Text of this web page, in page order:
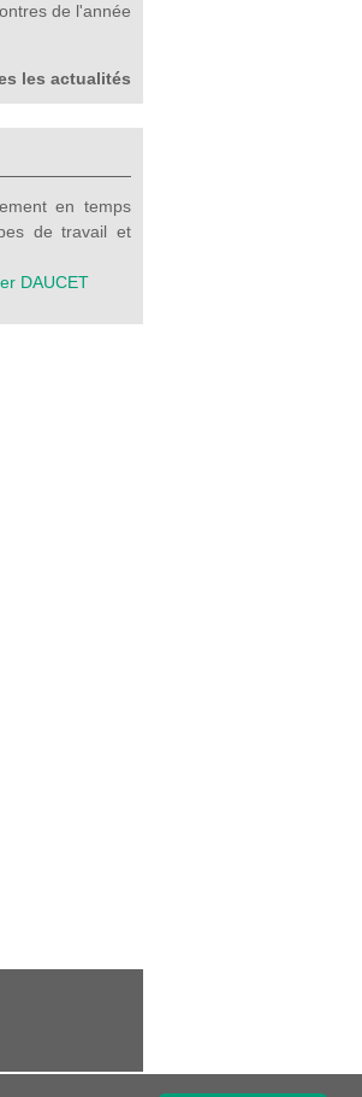
de l'année
les actualités
en temps
de travail et
DAUCET